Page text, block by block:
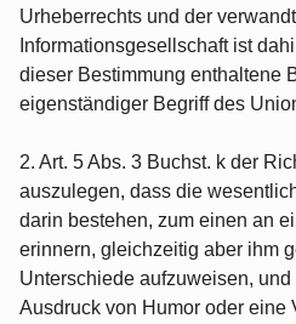
Urheberrechts und der
Informationsgesellschaft ist
dieser Bestimmung enthaltene
eigenständiger Begriff des
2. Art. 5 Abs. 3 Buchst. k der
auszulegen, dass die
darin bestehen, zum einen an
erinnern, gleichzeitig aber ihm
Unterschiede aufzuweisen,
Ausdruck von Humor oder eine